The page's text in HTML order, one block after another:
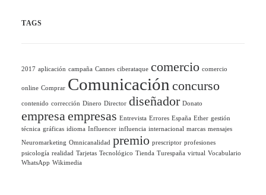
TAGS
2017 aplicación campaña Cannes ciberataque comercio comercio
online Comprar Comunicación concurso
contenido corrección Dinero Director diseñador Donato
empresaempresas Entrevista Errores España Ether gestión
técnica gráficas idioma Influencer influencia internacional marcas mensajes
Neuromarketing Omnicanalidad premio prescriptor profesiones
psicología realidad Tarjetas Tecnológico Tienda Turespaña virtual Vocabulario
WhatsApp Wikimedia